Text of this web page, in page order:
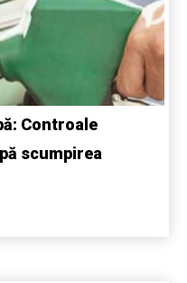
Controale
scumpirea